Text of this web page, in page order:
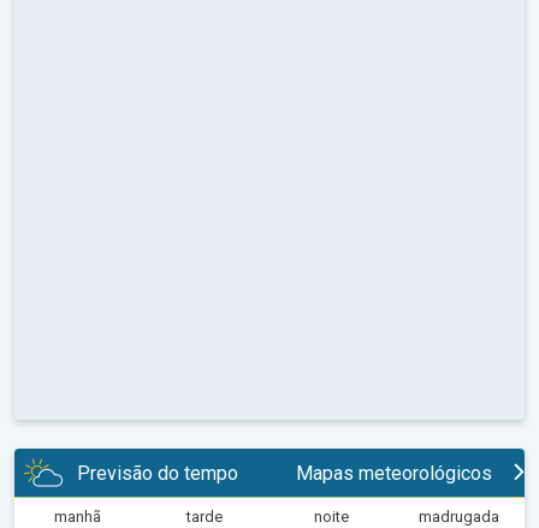
Previsão do tempo Mapas meteorológicos
manhã tarde noite madrugada